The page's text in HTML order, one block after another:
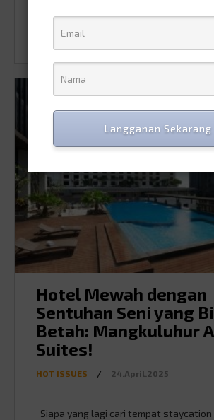
0 0
Hotel Mewah dengan
Sentuhan Seni yang
Betah: Mangkuluhur
Suites!
HOT ISSUES / 24.April.2025
Siapa yang lagi cari tempat staycation
Langganan Sekarang